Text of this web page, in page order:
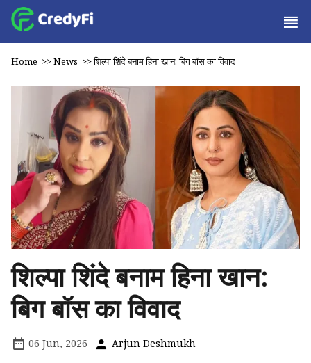
Home >>News >>शिल्पा शिंदे बनाम हिना खान: बिग बॉस का विवाद
शिल्पा शिंदे बनाम हिना खान:
बिग बॉस का विवाद
06 Jun, 2026 Arjun Deshmukh